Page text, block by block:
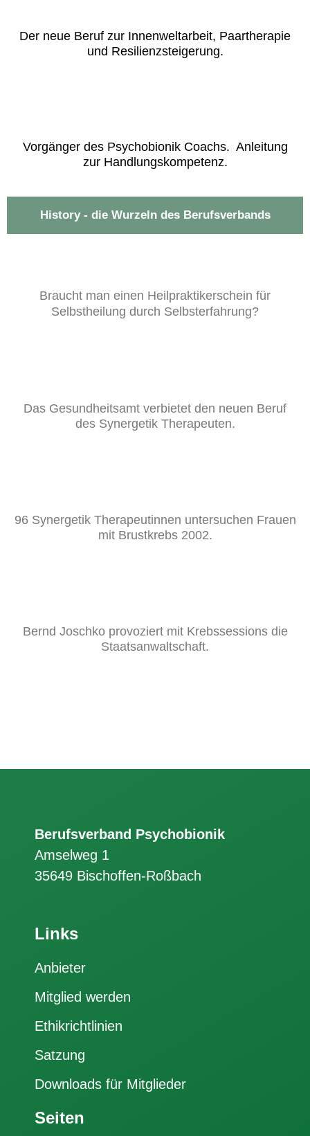
Der neue Beruf zur Innenweltarbeit, Paartherapie
und Resilienzsteigerung.
Vorgänger des Psychobionik Coachs. Anleitung
zur Handlungskompetenz.
History - die Wurzeln des Berufsverbands
Braucht man einen Heilpraktikerschein für
Selbstheilung durch Selbsterfahrung?
Das Gesundheitsamt verbietet den neuen Beruf
des Synergetik Therapeuten.
96 Synergetik Therapeutinnen untersuchen Frauen
mit Brustkrebs 2002.
Bernd Joschko provoziert mit Krebssessions die
Staatsanwaltschaft.
Berufsverband Psychobionik
Amselweg 1
35649 Bischoffen-Roßbach
Links
Anbieter
Mitglied werden
Ethikrichtlinien
Satzung
Downloads für Mitglieder
Seiten